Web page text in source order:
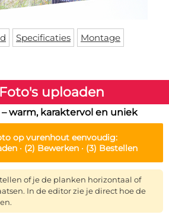
Specificaties
Montage
Foto's uploaden
warm, karaktervol en uniek
op vurenhouteenvoudig:
· (2) Bewerken · (3) Bestellen
of je de planken horizontaal of
In de editor zie je direct hoe de